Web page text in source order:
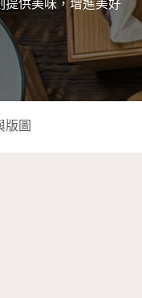
提供美味，增進美好
版圖